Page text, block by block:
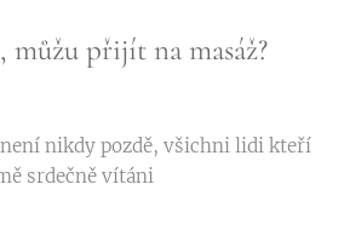
můžu přijít na masáž?
nikdy pozdě, všichni lidi kteří
srdečně vítáni